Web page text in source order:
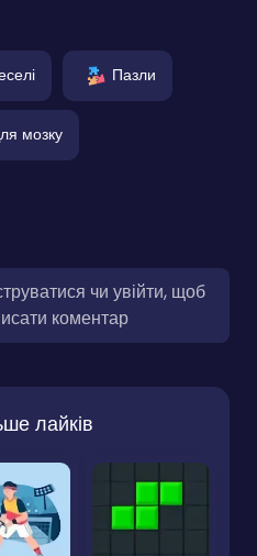
Пазли
мозку
чи увійти, щоб
коментар
лайків